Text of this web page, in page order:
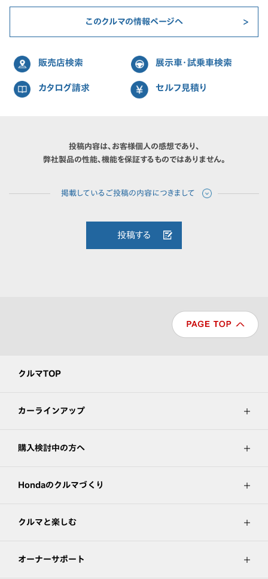
このクルマの情報ページへ
販売店検索 展示車・試乗車検索
カタログ請求 セルフ見積り
投稿内容は、お客様個人の感想であり、
弊社製品の性能、機能を保証するものではありません。
投稿する
クルマTOP
カーラインアップ
購入検討中の方へ
Hondaのクルマづくり
クルマと楽しむ
オーナーサポート